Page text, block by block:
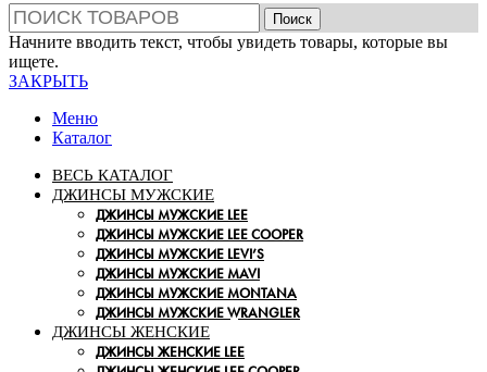
Поиск
Начните вводить текст, чтобы увидеть товары, которые вы
ищете.
ЗАКРЫТЬ
Меню
Каталог
ВЕСЬ КАТАЛОГ
ДЖИНСЫ МУЖСКИЕ
ДЖИНСЫ МУЖСКИЕ LEE
ДЖИНСЫ МУЖСКИЕ LEE COOPER
ДЖИНСЫ МУЖСКИЕ LEVI’S
ДЖИНСЫ МУЖСКИЕ MAVI
ДЖИНСЫ МУЖСКИЕ MONTANA
ДЖИНСЫ МУЖСКИЕ WRANGLER
ДЖИНСЫ ЖЕНСКИЕ
ДЖИНСЫ ЖЕНСКИЕ LEE